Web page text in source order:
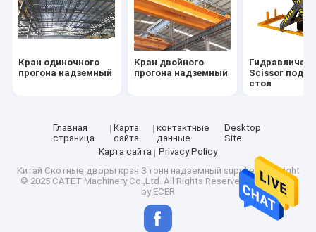
Продукция
Кран одиночного
прогона надземный
Кран двойного
прогона надземный
Scissor
стол
Главная
страница
Карта
сайта
контактные
данные
Desktop
Site
Карта сайта
Privacy Policy
Китай Скотные дворы кран 3 тонн надземный supplier.Copyright
© 2025 CATET Machinery Co.,Ltd. All Rights Reserved. Developed
by ECER